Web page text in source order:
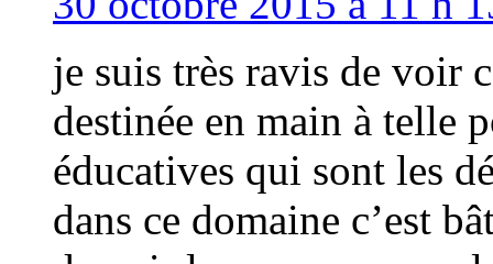
je suis très ravis de voir
destinée en main à telle
éducatives qui sont les
dans ce domaine c’est